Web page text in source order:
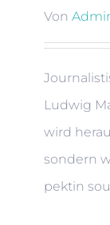
Von
Ludwig
wird
sondern
pektin